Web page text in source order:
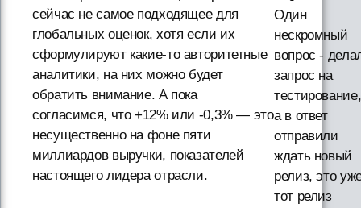
сейчас не самое подходящее для
глобальных оценок, хотя если их
сформулируют какие-то авторитетные
аналитики, на них можно будет
обратить внимание. А пока
согласимся, что +12% или -0,3% — это
несущественно на фоне пяти
миллиардов выручки, показателей
настоящего лидера отрасли.
Один
нескромный
вопрос -
запрос на
тестирование,
а в ответ
отправили
ждать новый
релиз, это
тот релиз